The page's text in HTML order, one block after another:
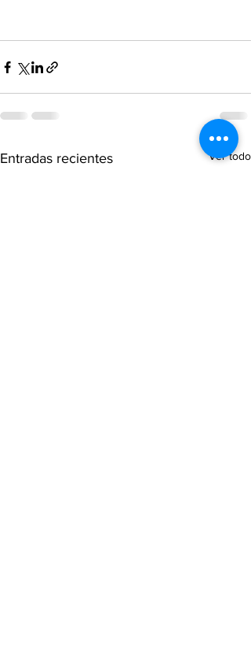
Entradas recientes Ver todo